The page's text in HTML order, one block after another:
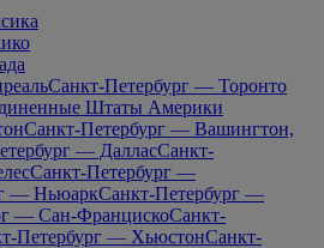
Санкт-Петербург — Торонто
Штаты Америки
Санкт-Петербург — Вашингтон,
— ДалласСанкт-
Санкт-Петербург —
— НьюаркСанкт-Петербург —
— Сан-ФранцискоСанкт-
Петербург — ХьюстонСанкт-